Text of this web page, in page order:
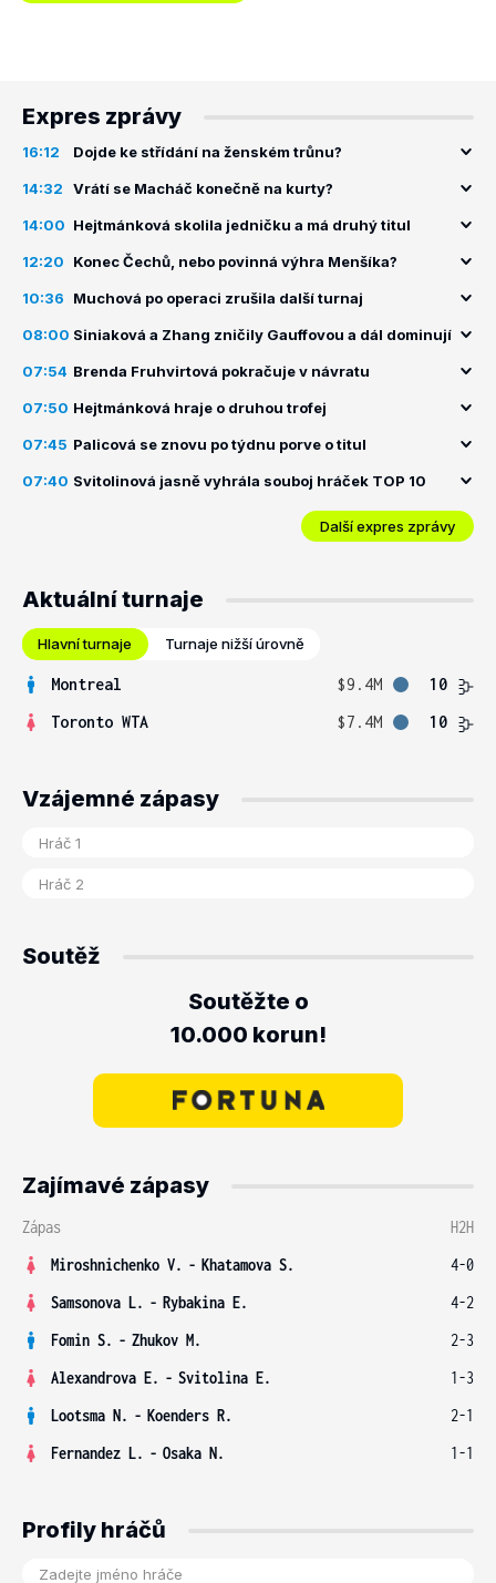
Expres zprávy
16:12 Dojde ke střídání na ženském trůnu?
14:32 Vrátí se Macháč konečně na kurty?
14:00 Hejtmánková skolila jedničku a má druhý titul
12:20 Konec Čechů, nebo povinná výhra Menšíka?
10:36 Muchová po operaci zrušila další turnaj
08:00 Siniaková a Zhang zničily Gauffovou a dál dominují
07:54 Brenda Fruhvirtová pokračuje v návratu
07:50 Hejtmánková hraje o druhou trofej
07:45 Palicová se znovu po týdnu porve o titul
07:40 Svitolinová jasně vyhrála souboj hráček TOP 10
Další expres zprávy
Aktuální turnaje
Hlavní turnaje Turnaje nižší úrovně
Montreal $9.4M
10
Toronto WTA
$7.4M 10
Vzájemné zápasy
Soutěž
Soutěžte o
10.000 korun!
Zajímavé zápasy
Zápas
H2H
Miroshnichenko V. - Khatamova S.
4-0
Samsonova L. - Rybakina E.
4-2
Fomin S. - Zhukov M.
2-3
Alexandrova E. - Svitolina E.
1-3
Lootsma N. - Koenders R.
2-1
Fernandez L. - Osaka N. 1-1
Profily hráčů